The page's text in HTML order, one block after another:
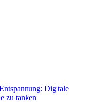
Digitale
zu tanken